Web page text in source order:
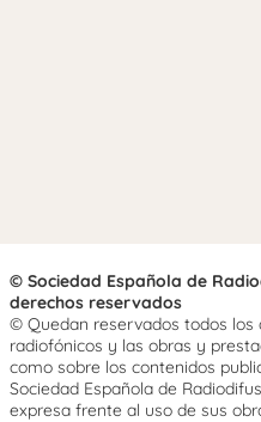
© Sociedad Española de
derechos reservados
© Quedan reservados todos
radiofónicos y las obras y
como sobre los contenidos
Sociedad Española de
expresa frente al uso de sus